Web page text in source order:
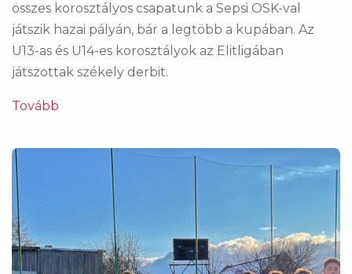
összes korosztályos csapatunk a Sepsi OSK-val
játszik hazai pályán, bár a legtöbb a kupában. Az
U13-as és U14-es korosztályok az Elitligában
játszottak székely derbit.
Tovább